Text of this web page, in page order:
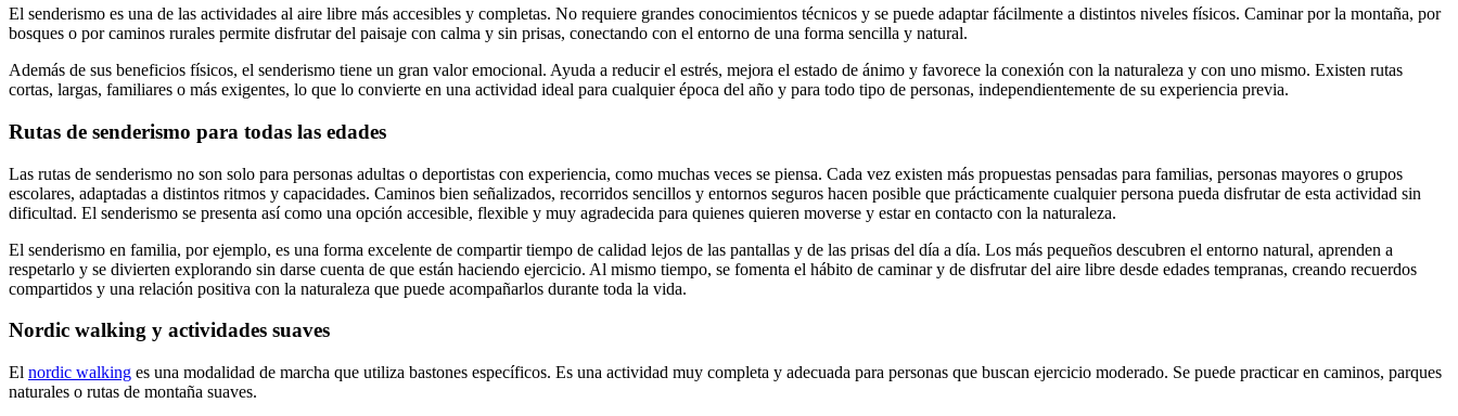
El senderismo es una de las actividades al aire libre más accesibles y completas. No requiere grandes conocimientos técnicos y se puede adaptar fácilmente a distintos niveles físicos. Caminar por la montaña, por
bosques o por caminos rurales permite disfrutar del paisaje con calma y sin prisas, conectando con el entorno de una forma sencilla y natural.
Además de sus beneficios físicos, el senderismo tiene un gran valor emocional. Ayuda a reducir el estrés, mejora el estado de ánimo y favorece la conexión con la naturaleza y con uno mismo. Existen rutas
cortas, largas, familiares o más exigentes, lo que lo convierte en una actividad ideal para cualquier época del año y para todo tipo de personas, independientemente de su experiencia previa.
Rutas de senderismo para todas las edades
Las rutas de senderismo no son solo para personas adultas o deportistas con experiencia, como muchas veces se piensa. Cada vez existen más propuestas pensadas para familias, personas mayores o grupos
escolares, adaptadas a distintos ritmos y capacidades. Caminos bien señalizados, recorridos sencillos y entornos seguros hacen posible que prácticamente cualquier persona pueda disfrutar de esta actividad sin
dificultad. El senderismo se presenta así como una opción accesible, flexible y muy agradecida para quienes quieren moverse y estar en contacto con la naturaleza.
El senderismo en familia, por ejemplo, es una forma excelente de compartir tiempo de calidad lejos de las pantallas y de las prisas del día a día. Los más pequeños descubren el entorno natural, aprenden a
respetarlo y se divierten explorando sin darse cuenta de que están haciendo ejercicio. Al mismo tiempo, se fomenta el hábito de caminar y de disfrutar del aire libre desde edades tempranas, creando recuerdos
compartidos y una relación positiva con la naturaleza que puede acompañarlos durante toda la vida.
Nordic walking y actividades suaves
El nordic walking es una modalidad de marcha que utiliza bastones específicos. Es una actividad muy completa y adecuada para personas que buscan ejercicio moderado. Se puede practicar en caminos, parques
naturales o rutas de montaña suaves.